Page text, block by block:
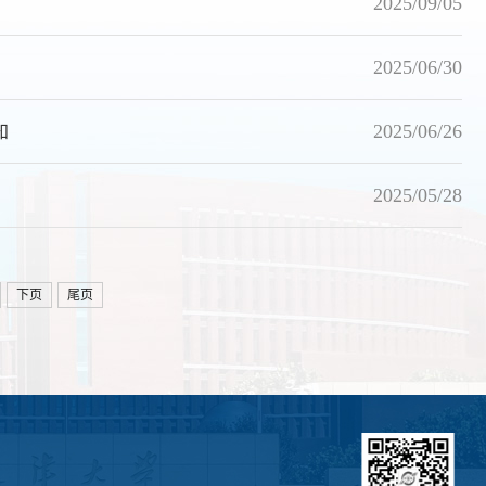
2025/06/30
2025/06/26
2025/05/28
下页 尾页